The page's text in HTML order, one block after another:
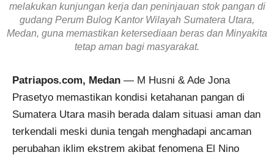
melakukan kunjungan kerja dan peninjauan stok pangan di
gudang Perum Bulog Kantor Wilayah Sumatera Utara,
Medan, guna memastikan ketersediaan beras dan Minyakita
tetap aman bagi masyarakat.
Patriapos.com, Medan — M Husni & Ade Jona
Prasetyo memastikan kondisi ketahanan pangan di
Sumatera Utara masih berada dalam situasi aman dan
terkendali meski dunia tengah menghadapi ancaman
perubahan iklim ekstrem akibat fenomena El Nino